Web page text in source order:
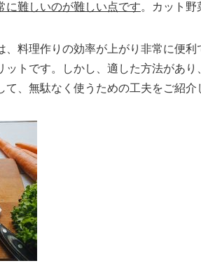
に難しいのが難しい点です。カット野
、料理作りの効率が上がり非常に便
ットです。しかし、適した方法があ
、無駄なく使うための工夫をご紹介